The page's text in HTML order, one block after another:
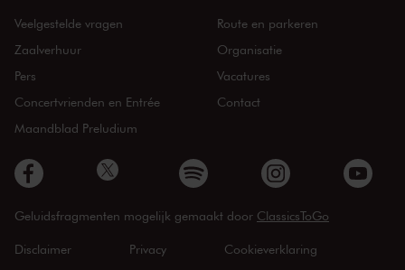
Veelgestelde vragen
Zaalverhuur
Pers
Concertvrienden en Entrée
Maandblad Preludium
Route en parkeren
Organisatie
Vacatures
Contact
Geluidsfragmenten mogelijk gemaakt door ClassicsToGo
Disclaimer Privacy Cookieverklaring